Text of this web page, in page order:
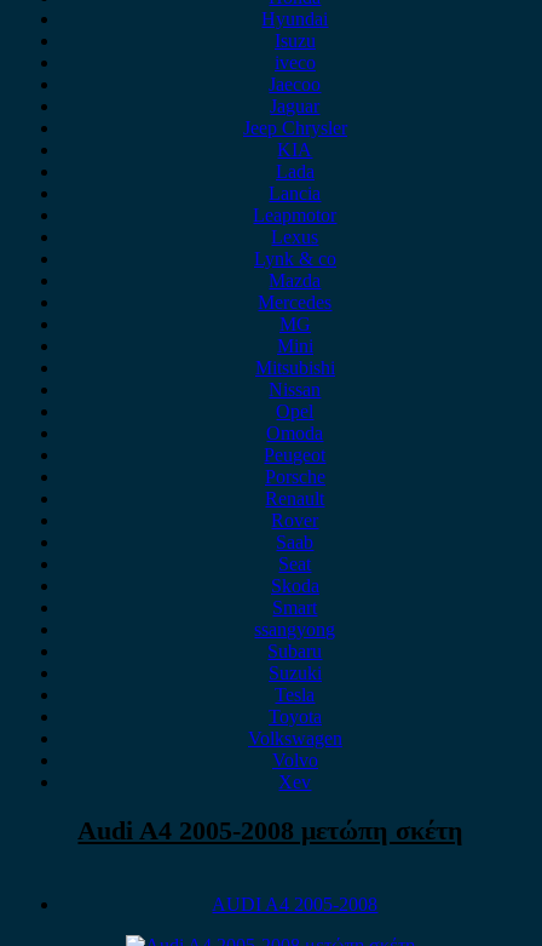
Hyundai
Isuzu
iveco
Jaecoo
Jaguar
Jeep Chrysler
KIA
Lada
Lancia
Leapmotor
Lexus
Lynk & co
Mazda
Mercedes
MG
Mini
Mitsubishi
Nissan
Opel
Omoda
Peugeot
Porsche
Renault
Rover
Saab
Seat
Skoda
Smart
ssangyong
Subaru
Suzuki
Tesla
Toyota
Volkswagen
Volvo
Xev
Audi A4 2005-2008 μετώπη σκέτη
AUDI A4 2005-2008